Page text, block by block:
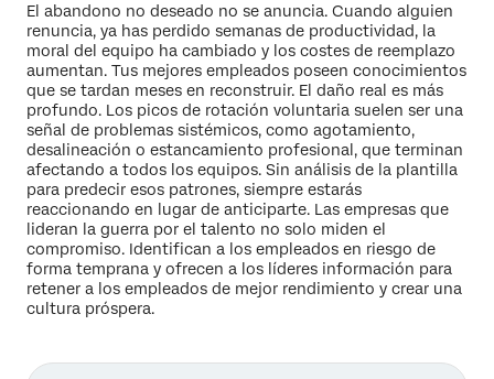
El abandono no deseado no se anuncia. Cuando alguien
renuncia, ya has perdido semanas de productividad, la
moral del equipo ha cambiado y los costes de reemplazo
aumentan. Tus mejores empleados poseen conocimientos
que se tardan meses en reconstruir. El daño real es más
profundo. Los picos de rotación voluntaria suelen ser una
señal de problemas sistémicos, como agotamiento,
desalineación o estancamiento profesional, que terminan
afectando a todos los equipos. Sin análisis de la plantilla
para predecir esos patrones, siempre estarás
reaccionando en lugar de anticiparte. Las empresas que
lideran la guerra por el talento no solo miden el
compromiso. Identifican a los empleados en riesgo de
forma temprana y ofrecen a los líderes información para
retener a los empleados de mejor rendimiento y crear una
cultura próspera.